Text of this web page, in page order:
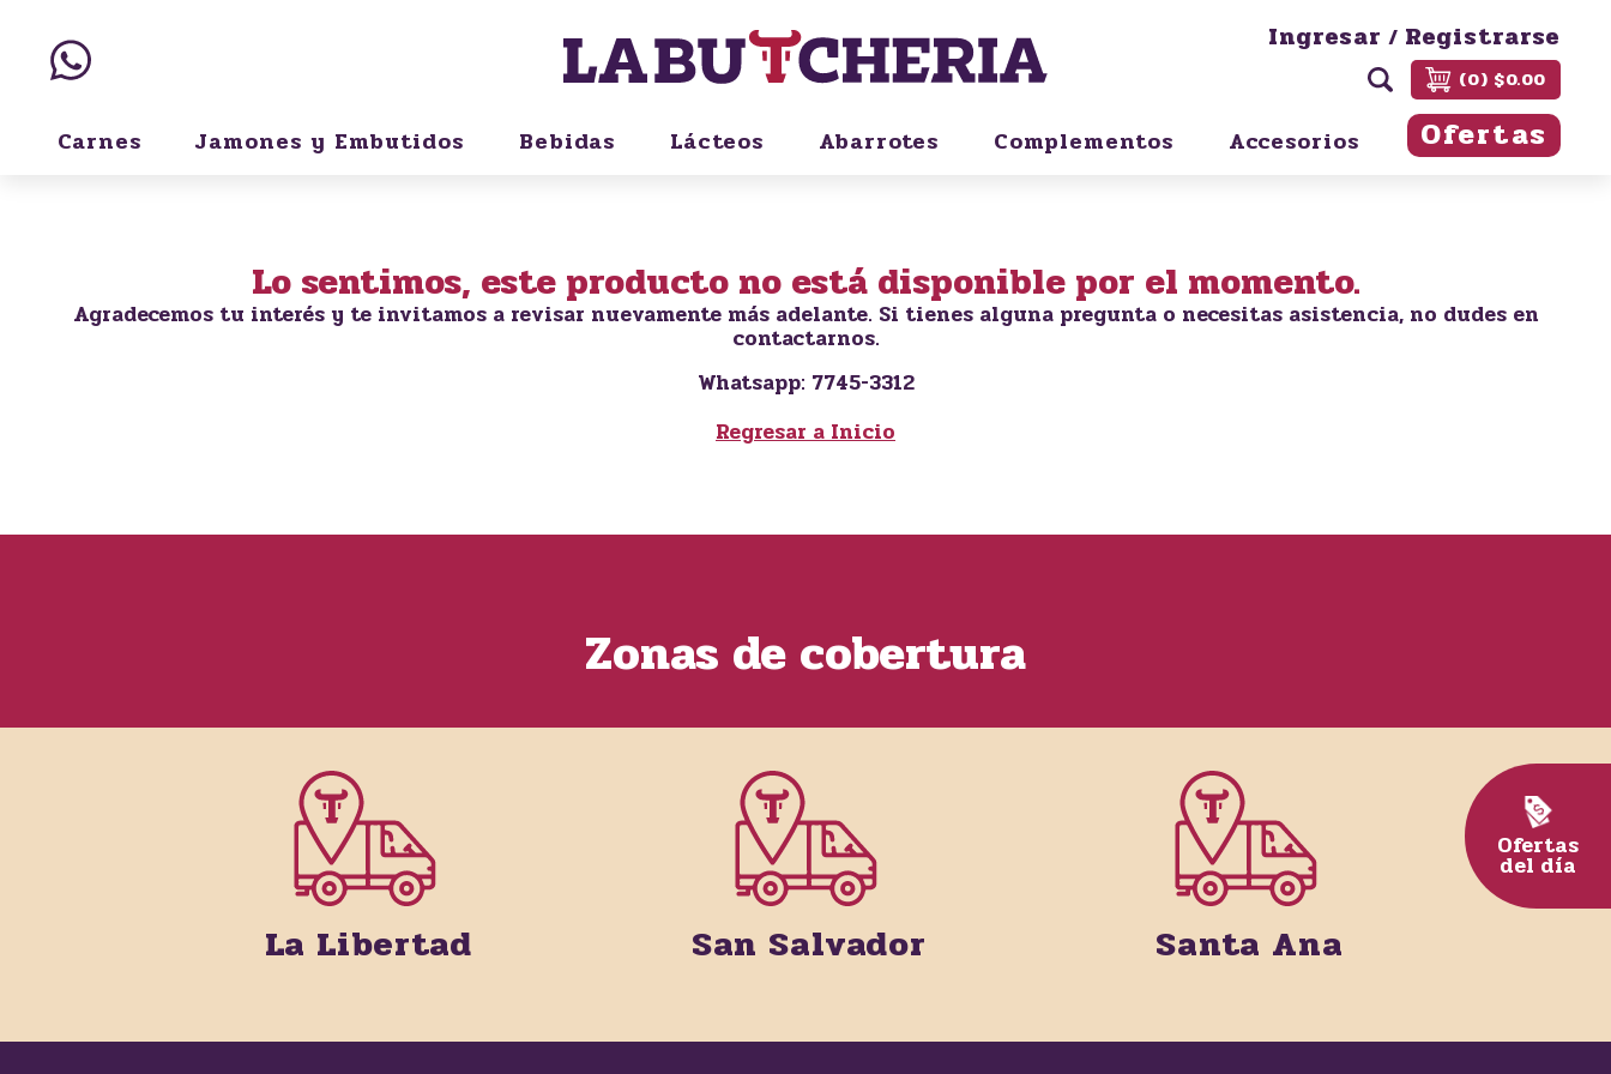
Ingresar / Registrarse
(0) $0.00
Carnes Jamones y Embutidos Bebidas Lácteos Abarrotes Complementos Accesorios Ofertas
Lo sentimos, este producto no está disponible por el momento.
Agradecemos tu interés y te invitamos a revisar nuevamente más adelante. Si tienes alguna pregunta o necesitas asistencia, no dudes en
contactarnos.
Whatsapp: 7745-3312
Regresar a Inicio
Zonas de cobertura
La Libertad San Salvador Santa Ana
Ofertas
del día